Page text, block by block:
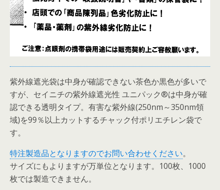
紫外線遮光袋は中身が確認できない茶色か黒色が多いで
すが、セイニチの紫外線遮光性 ユニパック®は中身が確
認できる透明タイプ。有害な紫外線(250nm～350nm領
域)を99％以上カットするチャック付ポリエチレン袋で
す。
特注製造品となりますのでお問い合わせください。
サイズにもよりますが万単位となります。100枚、1000
枚では製造できません。